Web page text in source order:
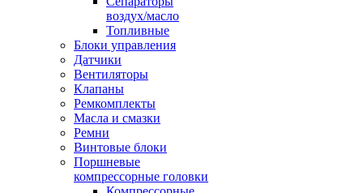
воздух/масло
Топливные
Блоки управления
Датчики
Вентиляторы
Клапаны
Ремкомплекты
Масла и смазки
Ремни
Винтовые блоки
Поршневые
компрессорные головки